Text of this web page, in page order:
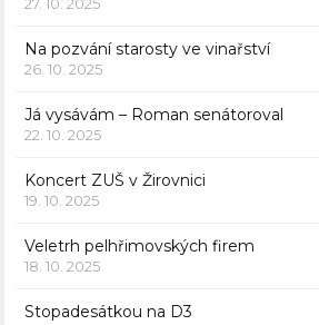
Na pozvání starosty ve vinařství
26. 10. 2025
Já vysávám – Roman senátoroval
22. 10. 2025
Koncert ZUŠ v Žirovnici
19. 10. 2025
Veletrh pelhřimovských firem
18. 10. 2025
Stopadesátkou na D3